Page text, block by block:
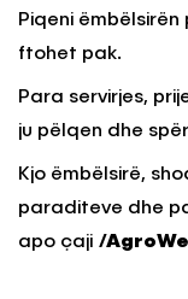
Piqeni
ftohet pak.
Para servirjes,
ju pëlqen dhe
Kjo ëmbëlsirë,
paraditeve dhe
apo çaji /